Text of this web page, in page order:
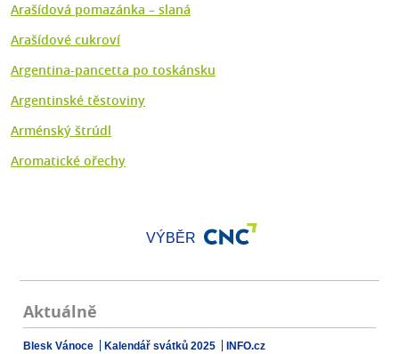
Arašídová pomazánka – slaná
Arašídové cukroví
Argentina-pancetta po toskánsku
Argentinské těstoviny
Arménský štrúdl
Aromatické ořechy
VÝBĚR
Aktuálně
Blesk Vánoce Kalendář svátků 2025 INFO.cz